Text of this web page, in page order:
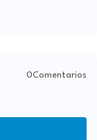
0Comentarios